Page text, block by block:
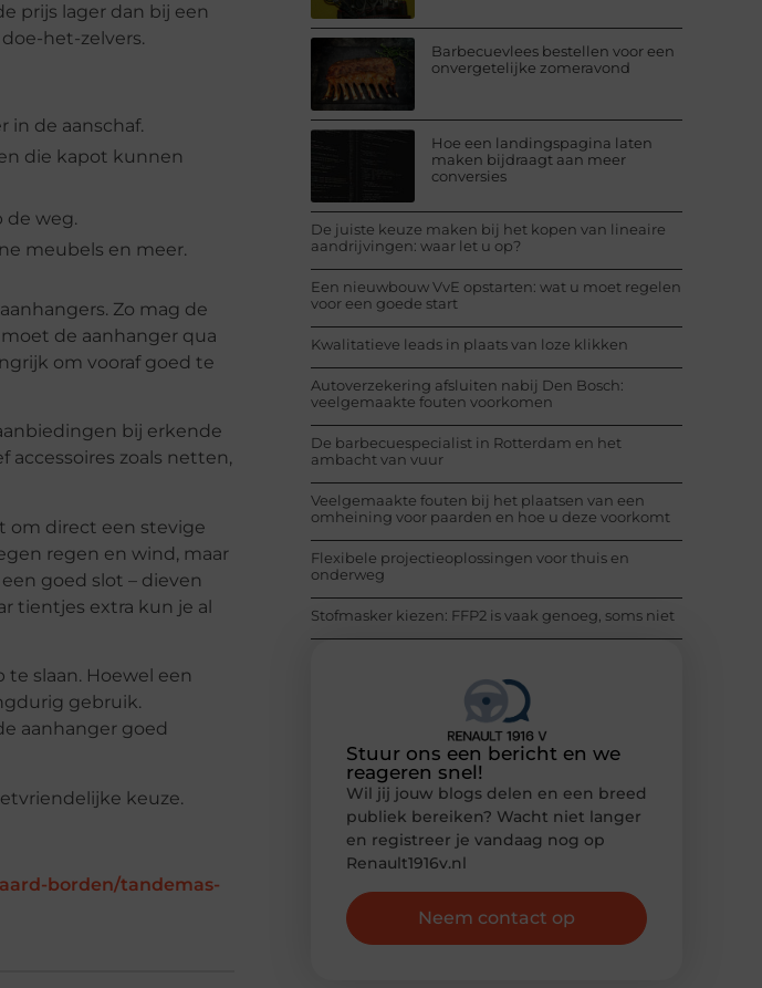
prijs lager dan bij een
het-zelvers.
in de aanschaf.
die kapot kunnen
de weg.
meubels en meer.
Zo mag de
de aanhanger qua
om vooraf goed te
bij erkende
accessoires zoals netten,
om direct een stevige
regen en wind, maar
goed slot – dieven
tientjes extra kun je al
slaan. Hoewel een
gebruik.
aanhanger goed
keuze.
borden/tandemas-
Barbecuevlees bestellen voor een
onvergetelijke zomeravond
Hoe een landingspagina laten
maken bijdraagt aan meer
conversies
De juiste keuze maken bij het kopen van lineaire
aandrijvingen: waar let u op?
Een nieuwbouw VvE opstarten: wat u moet regelen
voor een goede start
Kwalitatieve leads in plaats van loze klikken
Autoverzekering afsluiten nabij Den Bosch:
veelgemaakte fouten voorkomen
De barbecuespecialist in Rotterdam en het
ambacht van vuur
Veelgemaakte fouten bij het plaatsen van een
omheining voor paarden en hoe u deze voorkomt
Flexibele projectieoplossingen voor thuis en
onderweg
Stofmasker kiezen: FFP2 is vaak genoeg, soms niet
Stuur ons een bericht en we
reageren snel!
Wil jij jouw blogs delen en een breed
publiek bereiken? Wacht niet langer
en registreer je vandaag nog op
Renault1916v.nl
Neem contact op